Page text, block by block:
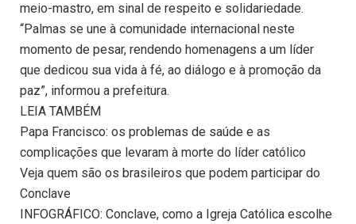
meio-mastro, em sinal de respeito e solidariedade.
“Palmas se une à comunidade internacional neste
momento de pesar, rendendo homenagens a um líder
que dedicou sua vida à fé, ao diálogo e à promoção da
paz”, informou a prefeitura.
LEIA TAMBÉM
Papa Francisco: os problemas de saúde e as
complicações que levaram à morte do líder católico
Veja quem são os brasileiros que podem participar do
Conclave
INFOGRÁFICO: Conclave, como a Igreja Católica escolhe